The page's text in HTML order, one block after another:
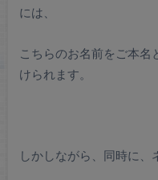
には、
こちらのお名前をご本名
けられます。
しかしながら、同時に、